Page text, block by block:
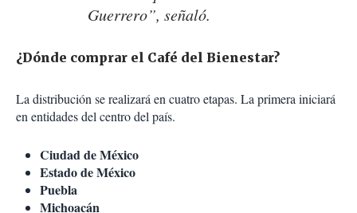
Guerrero”, señaló.
¿Dónde comprar el Café del Bienestar?
La distribución se realizará en cuatro etapas. La primera iniciará
en entidades del centro del país.
Ciudad de México
Estado de México
Puebla
Michoacán